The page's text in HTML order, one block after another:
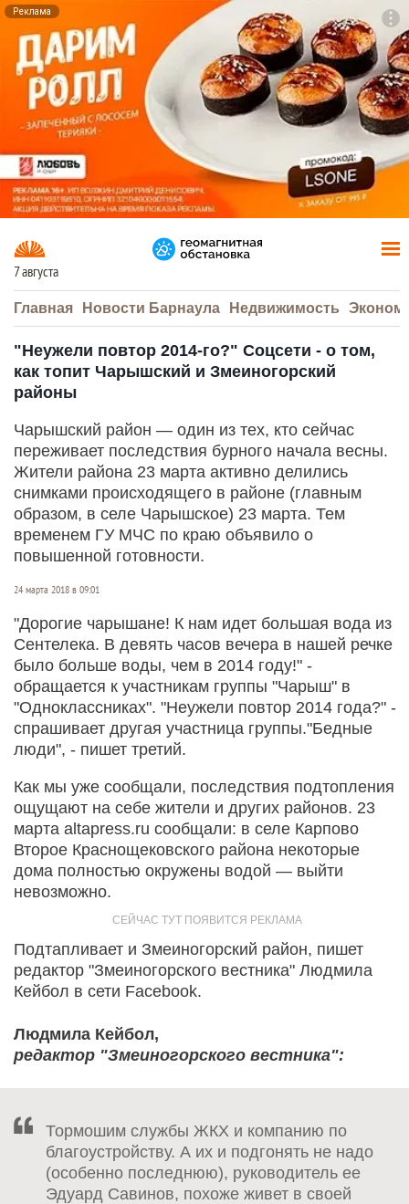
Реклама
7 августа
Главная Новости Барнаула Недвижимость
"Неужели повтор 2014-го?" Соцсети - о том,
как топит Чарышский и Змеиногорский
районы
Чарышский район — один из тех, кто сейчас
переживает последствия бурного начала весны.
Жители района 23 марта активно делились
снимками происходящего в районе (главным
образом, в селе Чарышское) 23 марта. Тем
временем ГУ МЧС по краю объявило о
повышенной готовности.
24 марта 2018 в 09:01
"Дорогие чарышане! К нам идет большая вода из
Сентелека. В девять часов вечера в нашей речке
было больше воды, чем в 2014 году!" -
обращается к участникам группы "Чарыш" в
"Одноклассниках". "Неужели повтор 2014 года?" -
спрашивает другая участница группы."Бедные
люди", - пишет третий.
Как мы уже сообщали, последствия подтопления
ощущают на себе жители и других районов. 23
марта altapress.ru сообщали: в селе Карпово
Второе Краснощековского района некоторые
дома полностью окружены водой — выйти
невозможно.
Подтапливает и Змеиногорский район, пишет
редактор "Змеиногорского вестника" Людмила
Кейбол в сети Facebook.
Людмила Кейбол,
редактор "Змеиногорского вестника":
Тормошим службы ЖКХ и компанию по
благоустройству. А их и подгонять не надо
(особенно последнюю), руководитель ее
Эдуард Савинов, похоже живет в своей